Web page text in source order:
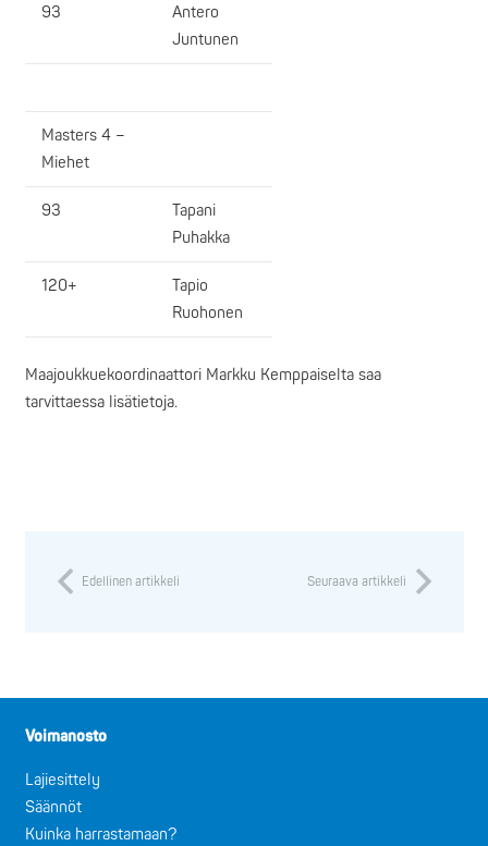
93
Antero
Juntunen
Masters 4 –
Miehet
93
Tapani
Puhakka
120+
Tapio
Ruohonen
Maajoukkuekoordinaattori Markku Kemppaiselta saa
tarvittaessa lisätietoja.
Edellinen artikkeli Seuraava artikkeli
Voimanosto
Lajiesittely
Säännöt
Kuinka harrastamaan?